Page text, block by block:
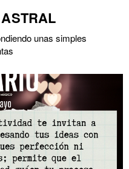
unas simples